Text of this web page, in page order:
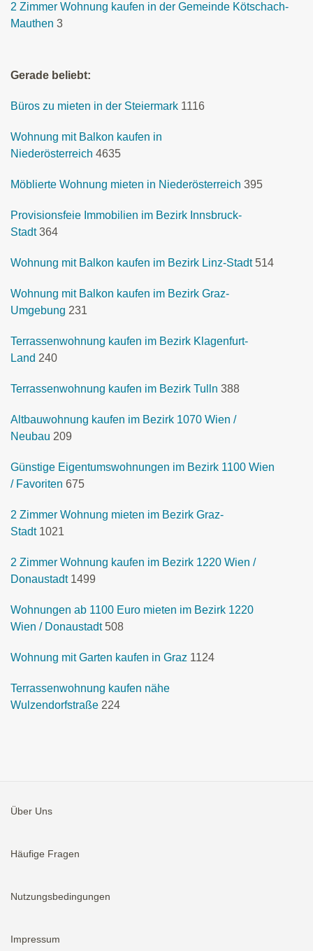
2 Zimmer Wohnung kaufen in der Gemeinde Kötschach-
Mauthen 3
Gerade beliebt:
Büros zu mieten in der Steiermark 1116
Wohnung mit Balkon kaufen in
Niederösterreich 4635
Möblierte Wohnung mieten in Niederösterreich 395
Provisionsfeie Immobilien im Bezirk Innsbruck-
Stadt 364
Wohnung mit Balkon kaufen im Bezirk Linz-Stadt 514
Wohnung mit Balkon kaufen im Bezirk Graz-
Umgebung 231
Terrassenwohnung kaufen im Bezirk Klagenfurt-
Land 240
Terrassenwohnung kaufen im Bezirk Tulln 388
Altbauwohnung kaufen im Bezirk 1070 Wien /
Neubau 209
Günstige Eigentumswohnungen im Bezirk 1100 Wien
/ Favoriten 675
2 Zimmer Wohnung mieten im Bezirk Graz-
Stadt 1021
2 Zimmer Wohnung kaufen im Bezirk 1220 Wien /
Donaustadt 1499
Wohnungen ab 1100 Euro mieten im Bezirk 1220
Wien / Donaustadt 508
Wohnung mit Garten kaufen in Graz 1124
Terrassenwohnung kaufen nähe
Wulzendorfstraße 224
Über Uns
Häufige Fragen
Nutzungsbedingungen
Impressum